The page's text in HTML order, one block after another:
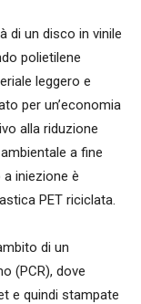
di un disco in vinile
polietilene
leggero e
per un’economia
alla riduzione
a fine
iniezione è
PET riciclata.
di un
(PCR), dove
e quindi stampate